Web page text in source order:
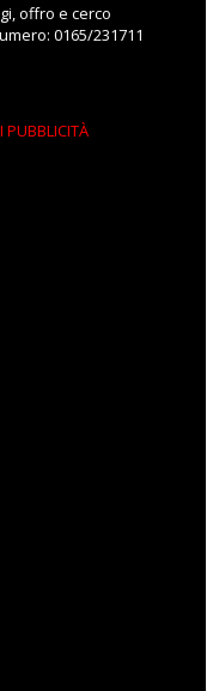
offro e cerco
0165/231711
PUBBLICITÀ